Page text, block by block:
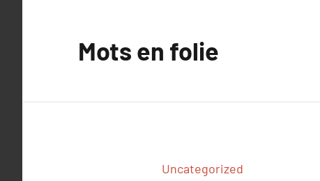
Mots en folie
Uncategorized